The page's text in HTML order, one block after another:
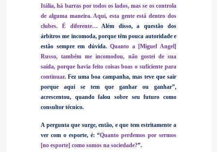
Itália, há barras por todos os lados, mas se os controla
de alguma maneira. Aqui, esta gente está dentro dos
clubes. É diferente… Além disso, a questão dos
árbitros me incomoda, porque têm pouca autoridade e
estão sempre em dúvida.Quanto a [Miguel Angel]
Russo, também me incomodou, não gostei de sua
saída, porque havia feito coisas boas o suficiente para
continuar. Fez uma boa campanha, mas teve que sair
porque aqui se tem que ganhar ou ganhar”,
acrescentou, quando falou sobre seu futuro como
consultor técnico.
A pergunta que surge, então, e que tem estritamente a
ver com o esporte, é: “Quanto perdemos por sermos
[no esporte] como somos na sociedade?”.